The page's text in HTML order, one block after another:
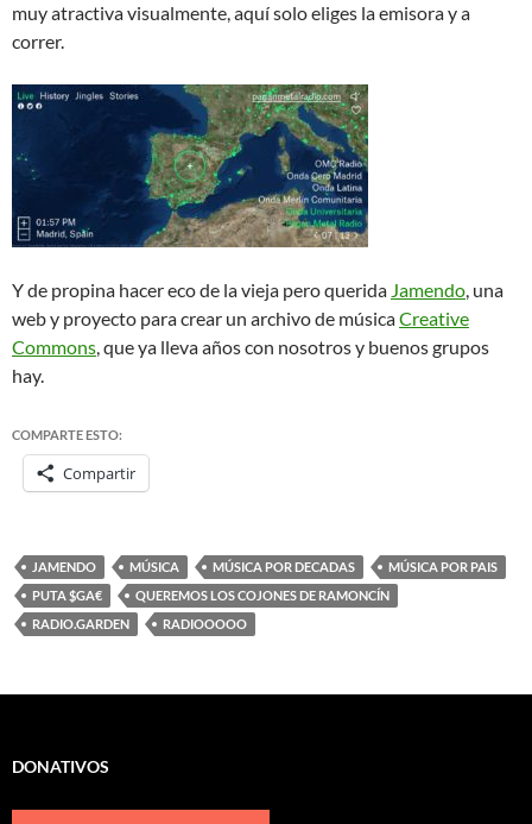
muy atractiva visualmente, aquí solo eliges la emisora y a
correr.
Y de propina hacer eco de la vieja pero querida Jamendo, una
web y proyecto para crear un archivo de músicaCreative
Commons, que ya lleva años con nosotros y buenos grupos
hay.
COMPARTE ESTO:
Compartir
JAMENDO MÚSICA MÚSICA POR DECADAS
MÚSICA POR PAIS
PUTA $GA€
QUEREMOS LOS COJONES DE RAMONCÍN
RADIO.GARDEN
RADIOOOOO
DONATIVOS